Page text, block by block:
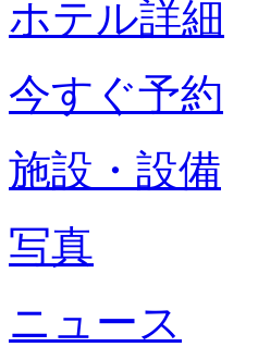
ホテル詳細
今すぐ予約
施設・設備
写真
ニュース